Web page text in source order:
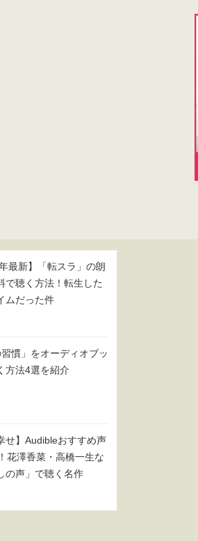
最新】「転スラ」の朗
で聴く方法！転生した
ムだった件
習慣」をオーディオブッ
方法4選を紹介
せ】Audibleおすすめ声
花澤香菜・高橋一生な
の声」で聴く名作